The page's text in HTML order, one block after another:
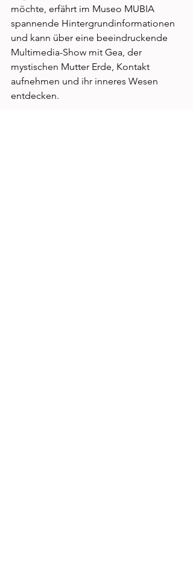
möchte, erfährt im Museo MUBIA
spannende Hintergrundinformationen
und kann über eine beeindruckende
Multimedia-Show mit Gea, der
mystischen Mutter Erde, Kontakt
aufnehmen und ihr inneres Wesen
entdecken.